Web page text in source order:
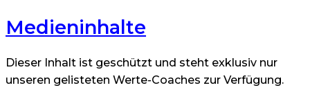
Medieninhalte
Dieser Inhalt ist geschützt und steht exklusiv nur
unseren gelisteten Werte-Coaches zur Verfügung.